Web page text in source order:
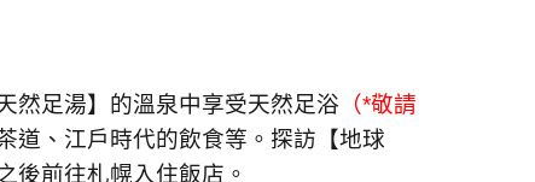
然足湯】的溫泉中享受天然足浴 （*敬請
道、江戶時代的飲食等。探訪【地球
後前往札幌入住飯店 。